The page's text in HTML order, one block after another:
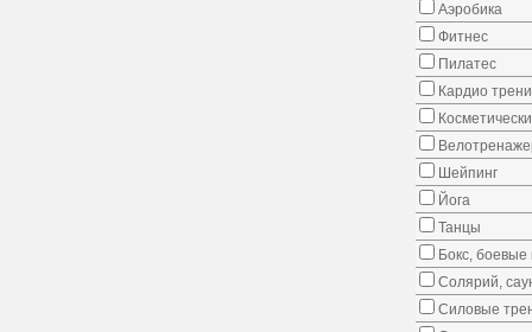
Аэробика
Фитнес
Пилатес
Кардио
Шейпинг
Йога
Танцы
Бокс, боевые
Солярий,
Силовые